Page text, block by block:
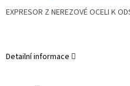
EXPRESOR Z NEREZOVÉ OCELI K
Detailní informace